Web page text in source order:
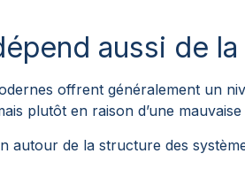
aussi de
offrent généralement un
plutôt en raison d’une
autour de la structure des